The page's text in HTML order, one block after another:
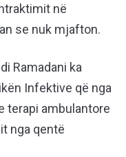
në
se nuk mjafton.
Ramadani ka
Infektive që nga
terapi ambulantore
nga qentë